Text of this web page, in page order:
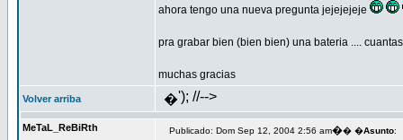
ahora tengo una nueva pregunta jejejejeje
pra grabar bien (bien bien) una bateria ....
muchas gracias
Volver arriba �'); //-->
MeTaL_ReBiRth Publicado: Dom Sep 12, 2004 2:56 am�� �Asunto: